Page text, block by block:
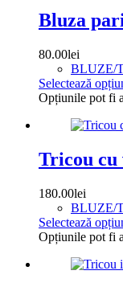
Bluza
80.00lei
BLUZE/
Selectează
Opțiunile pot fi
Tricou cu
180.00lei
BLUZE/
Selectează
Opțiunile pot fi